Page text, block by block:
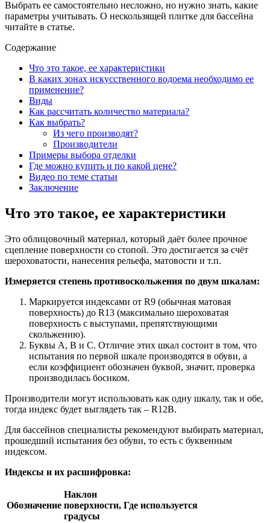
Выбрать ее самостоятельно несложно, но нужно знать, какие
параметры учитывать. О нескользящей плитке для бассейна
читайте в статье.
Содержание
Что это такое, ее характеристики
В каких зонах искусственного водоема необходимо ее
применение?
Виды
Как рассчитать количество материала?
Как выбрать?
Из чего производят?
Производители
Примеры выбора отделки
Где можно купить и по какой цене?
Видео по теме статьи
Заключение
Что это такое, ее характеристики
Это облицовочный материал, который даёт более прочное
сцепление поверхности со стопой. Это достигается за счёт
шероховатости, нанесения рельефа, матовости и т.п.
Измеряется степень противоскольжения по двум шкалам:
Маркируется индексами от R9 (обычная матовая
поверхность) до R13 (максимально шероховатая
поверхность с выступами, препятствующими
скольжению).
Буквы A, B и C. Отличие этих шкал состоит в том, что
испытания по первой шкале производятся в обуви, а
если коэффициент обозначен буквой, значит, проверка
производилась босиком.
Производители могут использовать как одну шкалу, так и обе,
тогда индекс будет выглядеть так – R12B.
Для бассейнов специалисты рекомендуют выбирать материал,
прошедший испытания без обуви, то есть с буквенным
индексом.
Индексы и их расшифровка:
Обозначение
Наклон
поверхности,
градусы
Где используется